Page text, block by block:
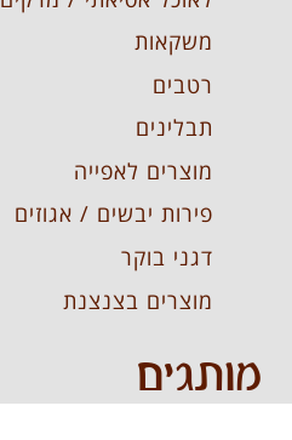
משקאות
רטבים
תבלינים
מוצרים לאפייה
פירות יבשים / אגוזים
דגני בוקר
מוצרים בצנצנת
מותגים